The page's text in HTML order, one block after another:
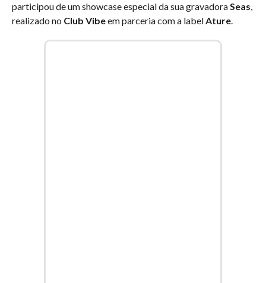
participou de um showcase especial da sua gravadoraSeas,
realizado no Club Vibeem parceria com a labelAture.